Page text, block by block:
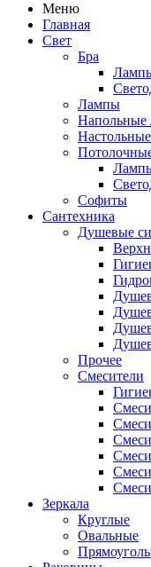
Меню
Главная
Свет
Бра
Лампы
Напольные
Софиты
Сантехника
Душевые
Прочее
Смесители
Зеркала
Круглые
Овальные